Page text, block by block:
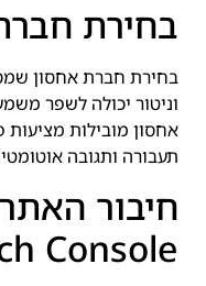
בחירת
בחירת חברת אחסון
וניטור יכולה לשפר
אחסון מובילות מציעות
תעבורה ותגובה
Console